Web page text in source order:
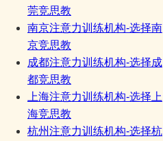
莞竞思教
南京注意力训练机构-选择南
京竞思教
成都注意力训练机构-选择成
都竞思教
上海注意力训练机构-选择上
海竞思教
杭州注意力训练机构-选择杭